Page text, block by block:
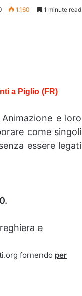
1.160 1 minute read
a Piglio (FR)
Animazione e loro
come singoli
essere legati
e
fornendo per